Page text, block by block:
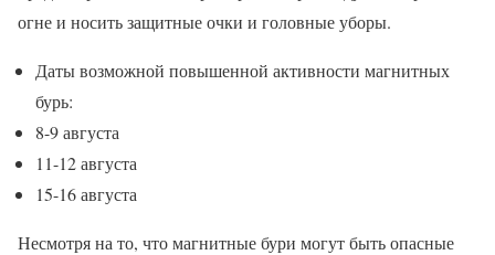
огне и носить защитные очки и головные уборы.
Даты возможной повышенной активности магнитных
бурь:
8-9 августа
11-12 августа
15-16 августа
Несмотря на то, что магнитные бури могут быть опасные